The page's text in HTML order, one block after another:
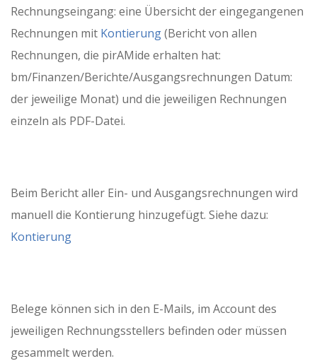
Rechnungseingang: eine Übersicht der eingegangenen
Rechnungen mit Kontierung(Bericht von allen
Rechnungen, die pirAMide erhalten hat:
bm/Finanzen/Berichte/Ausgangsrechnungen Datum:
der jeweilige Monat) und die jeweiligen Rechnungen
einzeln als PDF-Datei.
Beim Bericht aller Ein- und Ausgangsrechnungen wird
manuell die Kontierung hinzugefügt. Siehe dazu:
Kontierung
Belege können sich in den E-Mails, im Account des
jeweiligen Rechnungsstellers befinden oder müssen
gesammelt werden.